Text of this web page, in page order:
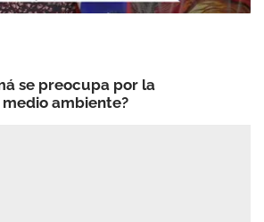
se preocupa por la
ambiente?